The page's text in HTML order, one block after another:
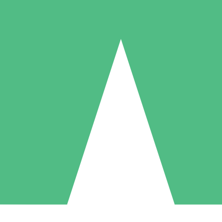
Individuelle Credit-Pakete
nach Bedarf mit Download-Credits. Keine monatliche Verpflichtung